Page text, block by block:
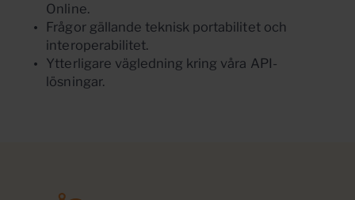
Online.
Frågor gällande teknisk portabilitet och
interoperabilitet.
Ytterligare vägledning kring våra API-
lösningar.